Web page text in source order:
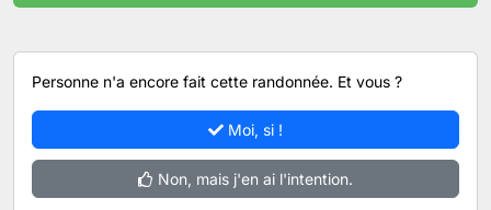
Personne n'a encore fait cette randonnée. Et vous ?
Moi, si !
Non, mais j'en ai l'intention.